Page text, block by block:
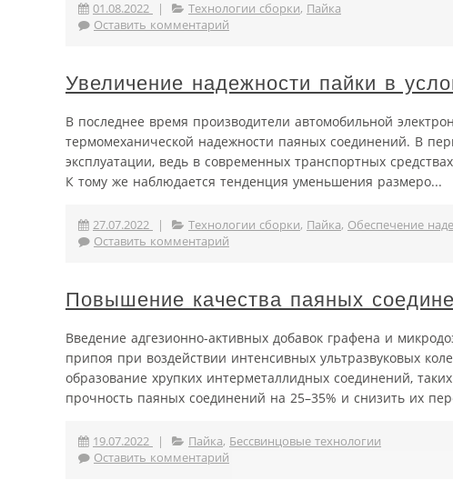
01.08.2022 | Технологии сборки, Пайка
Оставить комментарий
Увеличение надежности пайки в
В последнее время производители автомобильной
термомеханической надежности паяных соединений. В
эксплуатации, ведь в современных транспортных
К тому же наблюдается тенденция уменьшения размеро...
27.07.2022 | Технологии сборки, Пайка, Обеспечение
Оставить комментарий
Повышение качества паяных
Введение адгезионно-активных добавок графена и
припоя при воздействии интенсивных ультразвуковых
образование хрупких интерметаллидных соединений,
прочность паяных соединений на 25–35% и снизить их
19.07.2022 | Пайка, Бессвинцовые технологии
Оставить комментарий